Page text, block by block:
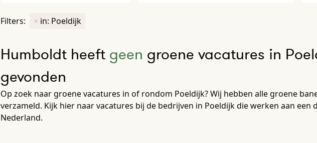
Filters: × in: Poeldijk
Humboldt heeft geen groene vacatures in
gevonden
Op zoek naar groene vacatures in of rondom Poeldijk? Wij hebben alle groene
verzameld. Kijk hier naar vacatures bij de bedrijven in Poeldijk die werken aan een
Nederland.